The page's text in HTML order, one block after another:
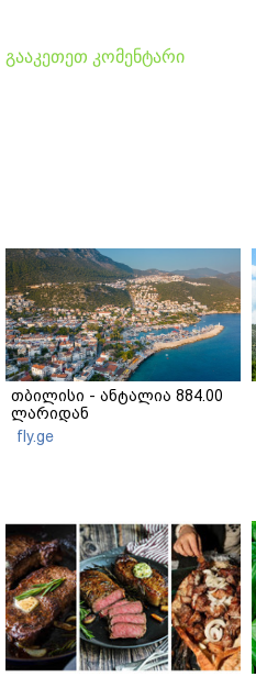
გააკეთეთ კომენტარი
თბილისი - ანტალია 884.00
ლარიდან
fly.ge